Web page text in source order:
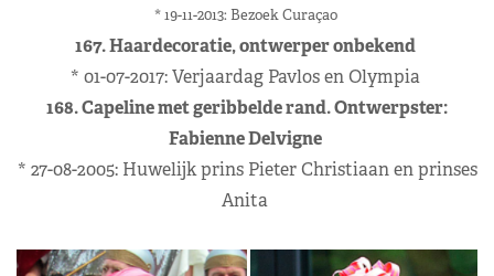
* 19-11-2013: Bezoek Curaçao
167. Haardecoratie, ontwerper onbekend
* 01-07-2017: Verjaardag Pavlos en Olympia
168. Capeline met geribbelde rand. Ontwerpster:
Fabienne Delvigne
* 27-08-2005: Huwelijk prins Pieter Christiaan en prinses
Anita